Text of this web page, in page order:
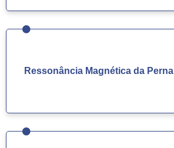
Ressonância Magnética da Perna